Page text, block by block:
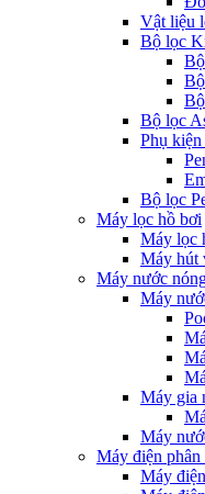
Vật liệu
Bộ lọc
Bộ lọc
Phụ
Bộ lọc
Máy lọc hồ bơi
Máy lọc
Máy hút
Máy nước
Máy
Máy gia
Máy
Máy điện
Máy